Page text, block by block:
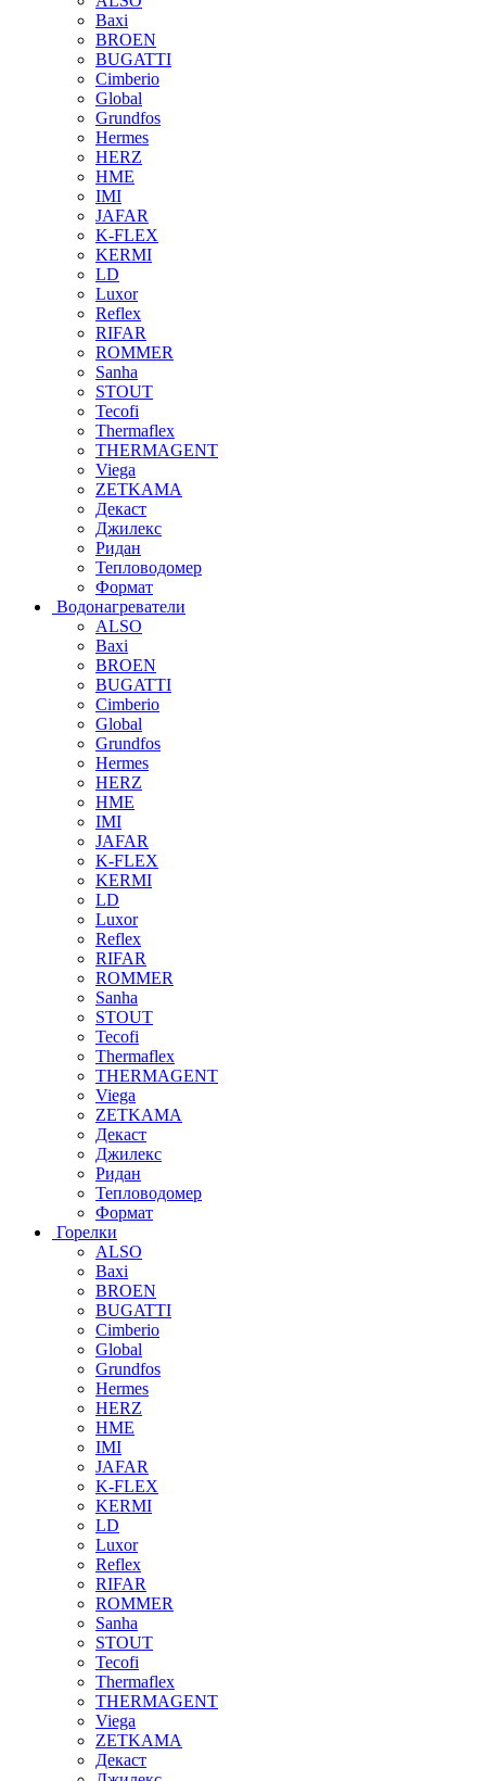
Baxi
BROEN
BUGATTI
Cimberio
Global
Grundfos
Hermes
HERZ
HME
IMI
JAFAR
K-FLEX
KERMI
LD
Luxor
Reflex
RIFAR
ROMMER
Sanha
STOUT
Tecofi
Thermaflex
THERMAGENT
Viega
ZETKAMA
Декаст
Джилекс
Ридан
Тепловодомер
Формат
Водонагреватели
ALSO
Baxi
BROEN
BUGATTI
Cimberio
Global
Grundfos
Hermes
HERZ
HME
IMI
JAFAR
K-FLEX
KERMI
LD
Luxor
Reflex
RIFAR
ROMMER
Sanha
STOUT
Tecofi
Thermaflex
THERMAGENT
Viega
ZETKAMA
Декаст
Джилекс
Ридан
Тепловодомер
Формат
Горелки
ALSO
Baxi
BROEN
BUGATTI
Cimberio
Global
Grundfos
Hermes
HERZ
HME
IMI
JAFAR
K-FLEX
KERMI
LD
Luxor
Reflex
RIFAR
ROMMER
Sanha
STOUT
Tecofi
Thermaflex
THERMAGENT
Viega
ZETKAMA
Декаст